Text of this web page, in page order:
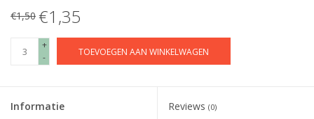
€1,50 €1,35
+
-
TOEVOEGEN AAN WINKELWAGEN
Informatie Reviews (0)